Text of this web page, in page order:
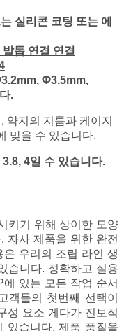
실리콘 코팅 또는 에
톱 연결 연결
Φ3.5mm,
.
약지의 지름과 케이지
맞을 수 있습니다.
4일 수 있습니다.
키기 위해 상이한 모양
자사 제품을 위한 완전
우리의 조립 라인 생
습니다. 정확하고 실용
있는 모든 작업 순서
객들의 첫번째 선택이
성 요소 게다가 진보적
있습니다. 제품 품질을